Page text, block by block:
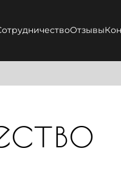
Отзывы